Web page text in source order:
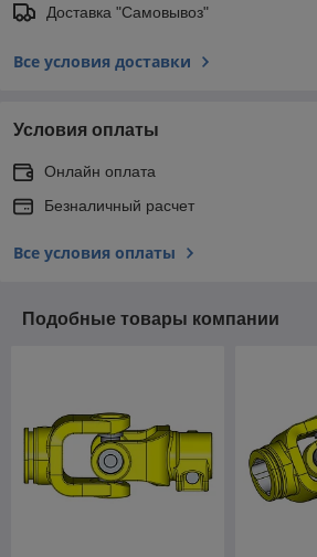
Доставка "Самовывоз"
Все условия доставки
Условия оплаты
Онлайн оплата
Безналичный расчет
Все условия оплаты
Подобные товары компании